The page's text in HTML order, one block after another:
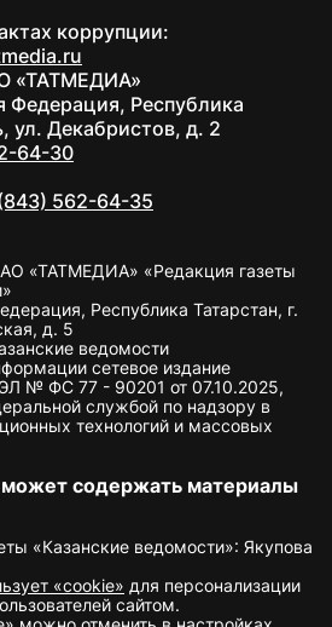
коррупции:
«ТАТМЕДИА»
Федерация, Республика
ул. Декабристов, д. 2
64-30
562-64-35
«ТАТМЕДИА» «Редакция газеты
Республика Татарстан, г.
д. 5
ведомости
сетевое издание
№ ФС 77 - 90201 от 07.10.2025,
службой по надзору в
технологий и массовых
содержать материалы
«Казанские ведомости»: Якупова
«cookie» для персонализации
сайтом.